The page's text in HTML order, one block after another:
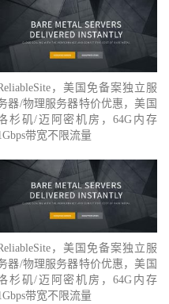
，美国免备案独立服
器/物理服务器特价优惠，美国
杉矶/迈阿密机房，64G内存
带宽不限流量
，美国免备案独立服
器/物理服务器特价优惠，美国
杉矶/迈阿密机房，64G内存
带宽不限流量